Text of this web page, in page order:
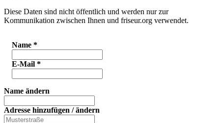
Diese Daten sind nicht öffentlich und werden nur zur
Kommunikation zwischen Ihnen und friseur.org verwendet.
Name *
E-Mail *
Name ändern
Adresse hinzufügen / ändern